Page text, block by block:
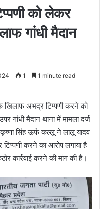
को लेकर
गांधी मैदान
1 1 minute read
खिलाफ अभद्र टिप्पणी करने को
गांधी मैदान थाना में मामला दर्ज
सिंह ऊर्फ कल्लू ने लालू यादव
करने का आरोप लगाया है
कार्रवाई करने की मांग की है।